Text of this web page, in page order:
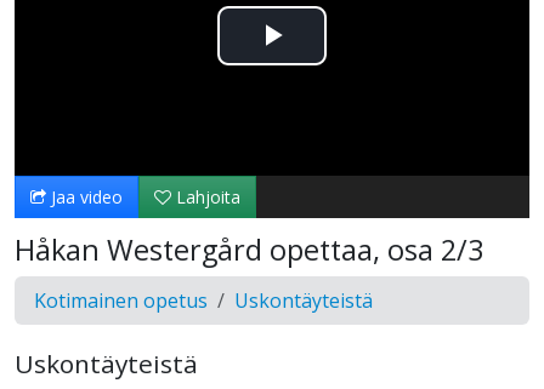
Toista
Jaa video Lahjoita
Håkan Westergård opettaa, osa 2/3
Kotimainen opetus Uskontäyteistä
Uskontäyteistä